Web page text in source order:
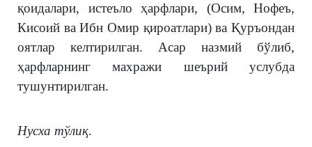
қоидалари, истеъло ҳарфлари, (Осим, Нофеъ,
Кисоий ва Ибн Омир қироатлари) ва Қуръондан
оятлар келтирилган. Асар назмий бўлиб,
ҳарфларнинг махражи шеърий услубда
тушунтирилган.
Нусха тўлиқ.